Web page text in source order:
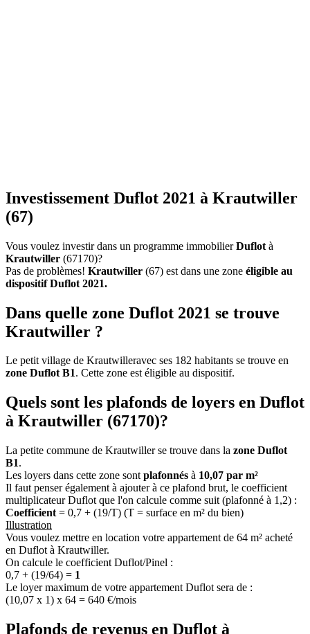
Investissement Duflot 2021 à Krautwiller
(67)
Vous voulez investir dans un programme immobilierDuflot à
Krautwiller (67170)?
Pas de problèmes! Krautwiller (67) est dans une zone éligible au
dispositif Duflot 2021.
Dans quelle zone Duflot 2021 se trouve
Krautwiller ?
Le petit village de Krautwilleravec ses 182 habitants se trouve en
zone Duflot B1. Cette zone est éligible au dispositif.
Quels sont les plafonds de loyers en Duflot
à Krautwiller (67170)?
La petite commune de Krautwiller se trouve dans la zone Duflot
B1.
Les loyers dans cette zone sont plafonnés à 10,07 par m²
Il faut penser également à ajouter à ce plafond brut, le coefficient
multiplicateur Duflot que l'on calcule comme suit (plafonné à 1,2) :
Coefficient = 0,7 + (19/T) (T = surface en m² du bien)
Illustration
Vous voulez mettre en location votre appartement de 64 m² acheté
en Duflot à Krautwiller.
On calcule le coefficient Duflot/Pinel :
0,7 + (19/64) = 1
Le loyer maximum de votre appartement Duflot sera de :
(10,07 x 1) x 64 = 640 €/mois
Plafonds de revenus en Duflot à